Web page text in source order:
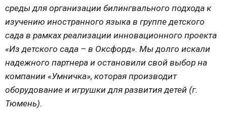
среды для организации билингвального подхода к
изучению иностранного языка в группе детского
сада в рамках реализации инновационного проекта
«Из детского сада – в Оксфорд». Мы долго искали
надежного партнера и остановили свой выбор на
компании «Умничка», которая производит
оборудование и игрушки для развития детей (г.
Тюмень).